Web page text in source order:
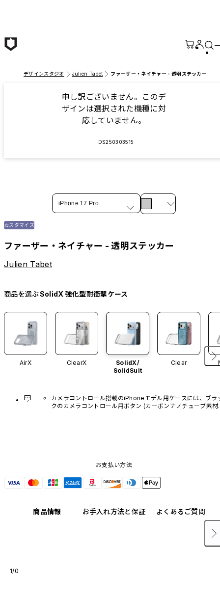
デザインスタジオ Julien Tabet ファーザー・ネイチャー - 透明ステッカー
申し訳ございません。このデ
ザインは選択された機種に対
応していません。
DS250303515
iPhone 17 Pro
カスタマイズ
ファーザー・ネイチャー - 透明ステッカー
Julien Tabet
商品を選ぶSolidX 強化型耐衝撃ケース
AirX ClearX
SolidX/
SolidSuit
Clear
カメラコントロール搭載のiPhoneモデル用ケースには、ブラ
クのカメラコントロール用ボタン (カーボンナノチューブ素材)
お支払い方法
商品情報 お手入れ方法と保証 よくあるご質問
1/0